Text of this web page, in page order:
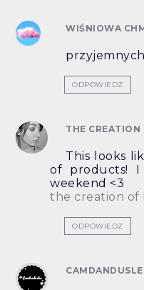
WIŚNIOWA
ODPOWIEDZ
THE CREATION
This looks
of products!
weekend <3
the creation of
ODPOWIEDZ